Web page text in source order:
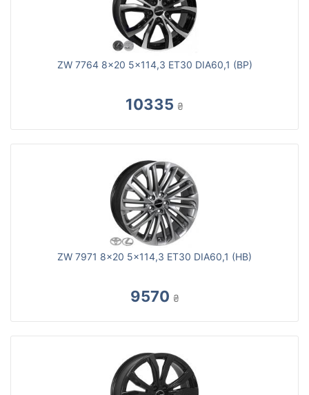
ZW 7764 8x20 5x114,3 ET30 DIA60,1 (BP)
10335 ₴
ZW 7971 8x20 5x114,3 ET30 DIA60,1 (HB)
9570 ₴